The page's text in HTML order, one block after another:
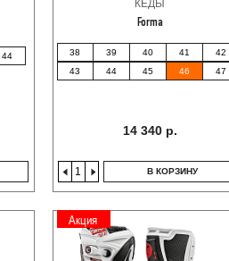
44
КЕДЫ
Forma
38 39 40 41
42
43
44 45 46 47
14 340 р.
В КОРЗИНУ
Акция